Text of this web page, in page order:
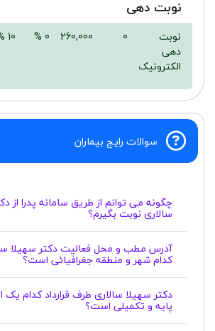
نوبت دهی
نوبت
دهی
الکترونیک
0
260,000
0 %
10 %
سوالات رایج بیماران
چگونه می توانم از طریق سامانه پدرا از
سالاری نوبت بگیرم؟
آدرس مطب و محل فعالیت دکتر سهیلا
کدام شهر و منطقه جغرافیائی است؟
دکتر سهیلا سالاری طرف قرارداد کدام یک
پایه و تکمیلی است؟